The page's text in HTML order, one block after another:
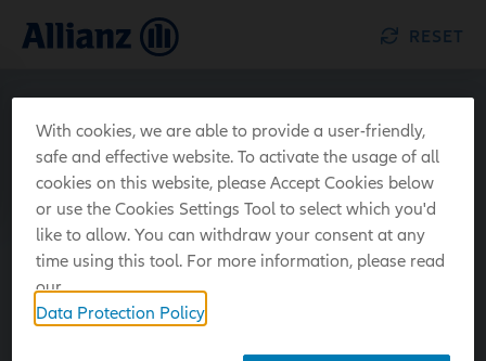
RESET
Welkom bij de klantenanalyse
van Allianz!
Deze tool wordt ter beschikking gesteld van makelaars om
hen te helpen prospects of klanten de juiste vragen te
stellen om hun profiel te bepalen/aan te passen en
With cookies, we are able to provide a user-friendly,
safe and effective website. To activate the usage of all
cookies on this website, please Accept Cookies below
or use the Cookies Settings Tool to select which you'd
like to allow. You can withdraw your consent at any
time using this tool. For more information, please read
our
Data Protection Policy